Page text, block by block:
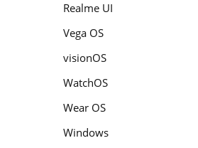
Realme UI
Vega OS
visionOS
WatchOS
Wear OS
Windows